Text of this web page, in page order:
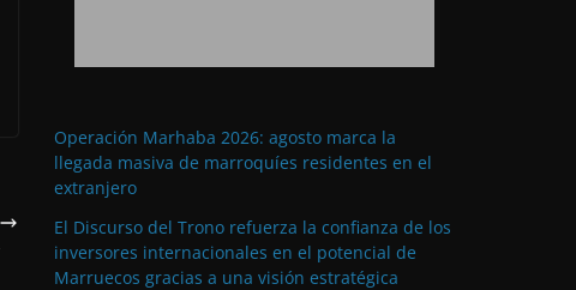
Operación Marhaba 2026: agosto marca la
llegada masiva de marroquíes residentes en el
extranjero
El Discurso del Trono refuerza la confianza de los
inversores internacionales en el potencial de
Marruecos gracias a una visión estratégica